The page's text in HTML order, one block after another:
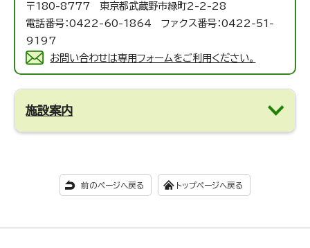
〒180-8777 東京都武蔵野市緑町2-2-28
電話番号：0422-60-1864 ファクス番号：0422-51-
9197
お問い合わせは専用フォームをご利用ください。
施設案内
前のページへ戻る トップページへ戻る